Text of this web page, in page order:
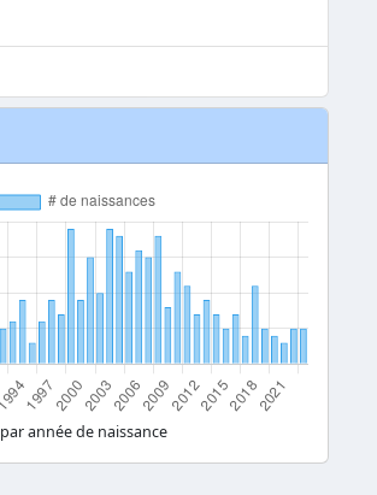
par année de naissance